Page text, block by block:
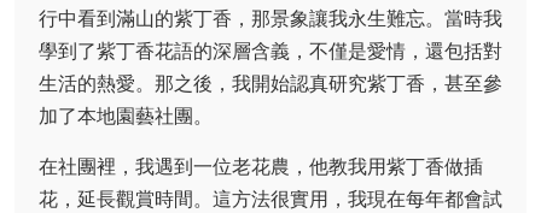
行中看到滿山的紫丁香，那景象讓我永生難忘。當時我
學到了紫丁香花語的深層含義，不僅是愛情，還包括對
生活的熱愛。那之後，我開始認真研究紫丁香，甚至參
加了本地園藝社團。
在社團裡，我遇到一位老花農，他教我用紫丁香做插
花，延長觀賞時間。這方法很實用，我現在每年都會試